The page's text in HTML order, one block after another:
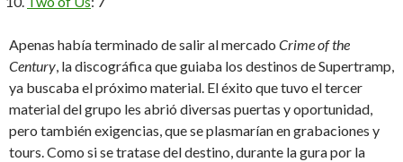
Apenas había terminado de salir al mercado Crime of the
Century, la discográfica que guiaba los destinos de Supertramp,
ya buscaba el próximo material. El éxito que tuvo el tercer
material del grupo les abrió diversas puertas y oportunidad,
pero también exigencias, que se plasmarían en grabaciones y
tours. Como si se tratase del destino, durante la gura por la